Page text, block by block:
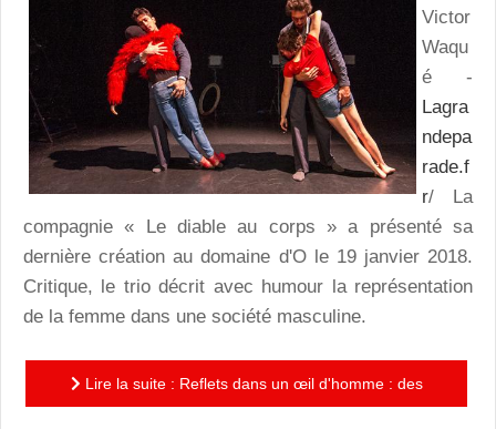
Victor
Waqu
é -
Lagra
ndepa
rade.f
r/ La
compagnie « Le diable au corps » a présenté sa
dernière création au domaine d'O le 19 janvier 2018.
Critique, le trio décrit avec humour la représentation
de la femme dans une société masculine.
Lire la suite : Reflets dans un œil d'homme : des